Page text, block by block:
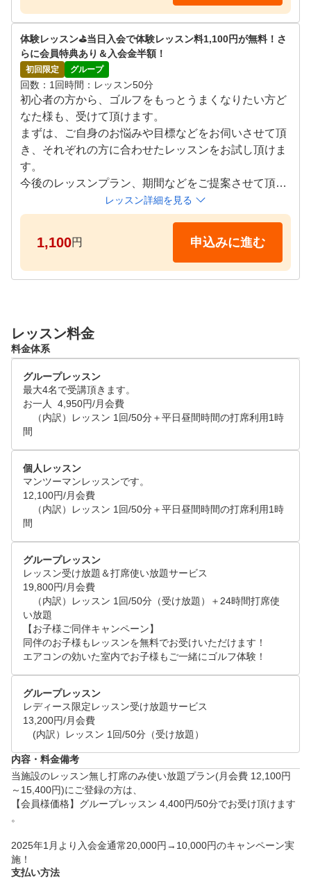
当施設では、最新機器を使用し、すべての打球につい
て、ご自身のスイング映像やヘッドスピード、ボール
スピードなどの打球データを記録致します。
レッスンがなくても、これらデータを見ることで、多
くのお客様がご自身で気付きを得られ、より良いスイ
ングへの進化が期待できます。
これらのデータはご登録のメールアドレスにお送りす
ることも可能です。
体験レッスン⛳️当日入会で体験レッスン料1,100円が無料！さ
らに会員特典あり＆入会金半額！
初回限定 グループ
回数 1回時間 レッスン50分
初心者の方から、ゴルフをもっとうまくなりたい方ど
なた様も、受けて頂けます。
まずは、ご自身のお悩みや目標などをお伺いさせて頂
き、それぞれの方に合わせたレッスンをお試し頂けま
す。
今後のレッスンプラン、期間などをご提案させて頂き
当日入会で体験料金無料＆入会金半額！通常22,000円
→11,000円！
さらに！会員特典として、
【詳細条件】
・親御様同伴
お子様の安全を一緒に見守りましょう
・お子様は10:00-20:00までのレッスン時間をお受けく
ださい
レッスン詳細を見る
1,100円 申込みに進む
レッスン料金
料金体系
グループレッスン
最大4名で受講頂きます。
お一人  4,950円/月会費
（内訳）レッスン 1回/50分＋平日昼間時間の打席利用1時
間
個人レッスン
マンツーマンレッスンです。
12,100円/月会費
（内訳）レッスン 1回/50分＋平日昼間時間の打席利用1時
間
グループレッスン
レッスン受け放題＆打席使い放題サービス
19,800円/月会費
（内訳）レッスン 1回/50分（受け放題）＋24時間打席使
い放題
【お子様ご同伴キャンペーン】
同伴のお子様もレッスンを無料でお受けいただけます！
エアコンの効いた室内でお子様もご一緒にゴルフ体験！
グループレッスン
レディース限定レッスン受け放題サービス
13,200円/月会費
(内訳）レッスン 1回/50分（受け放題）
内容・料金備考
当施設のレッスン無し打席のみ使い放題プラン(月会費 12,100円
～15,400円)にご登録の方は、
【会員様価格】グループレッスン 4,400円/50分でお受け頂けます
。
2025年1月より入会金通常20,000円→10,000円のキャンペーン実
施！
支払い方法